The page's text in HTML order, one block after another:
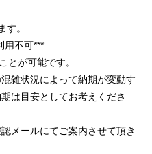
す。
用不可***
とが可能です。
雑状況によって納期が変動す
は目安としてお考えくださ
メールにてご案内させて頂き